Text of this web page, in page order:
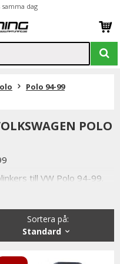
dag
Polo 94-99
POLO
till VW Polo 94-99.
för Svensk
Sortera på:
Standard